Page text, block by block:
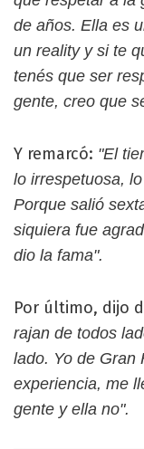
de años. Ella es
un reality y si te
tenés que ser
gente, creo que
Y remarcó: "El
lo irrespetuosa,
Porque salió
siquiera fue
dio la fama".
Por último, dijo
rajan de todos
lado. Yo de Gran
experiencia, me
gente y ella no".